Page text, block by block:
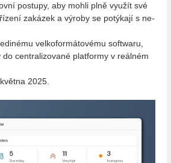
po­stu­py, aby mohli plně vy­u­žít své
za­ká­zek a vý­ro­by se po­tý­ka­jí s ne­
vel­ko­for­má­to­vé­mu soft­wa­ru,
cen­t­ra­li­zo­va­né plat­for­my v re­ál­ném
2025.